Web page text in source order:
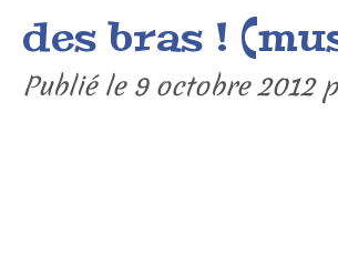
des bras !
Publié le 9 octobre 2012